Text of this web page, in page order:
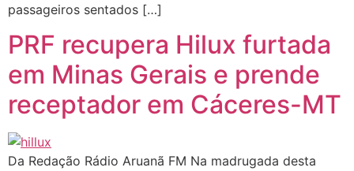
passageiros sentados […]
PRF recupera Hilux furtada
em Minas Gerais e prende
receptador em Cáceres-MT
Da Redação Rádio Aruanã FM Na madrugada desta